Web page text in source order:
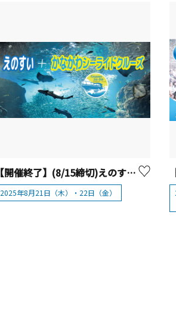
【開催終了】(8/15締切)えのすい＋かながわシーライドクルーズ
2025年8月21日（木）・22日（金）